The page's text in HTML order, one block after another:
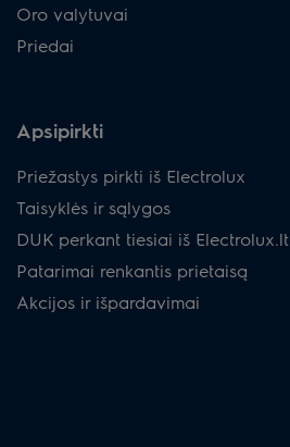
Oro valytuvai
Priedai
Apsipirkti
Priežastys pirkti iš Electrolux
Taisyklės ir sąlygos
DUK perkant tiesiai iš Electrolux.lt
Patarimai renkantis prietaisą
Akcijos ir išpardavimai